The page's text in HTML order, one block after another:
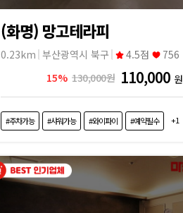
(화명) 망고테라피
0.23km 부산광역시 북구 4.5점
756
15% 130,000원 110,000 원
#주차가능 #샤워가능 #와이파이 #예약필수 +1